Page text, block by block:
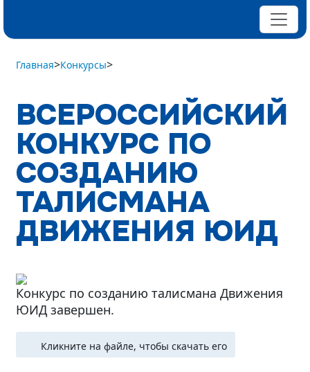
Главная>Конкурсы>
ВСЕРОССИЙСКИЙ
КОНКУРС ПО
СОЗДАНИЮ
ТАЛИСМАНА
ДВИЖЕНИЯ ЮИД
Конкурс по созданию талисмана Движения
ЮИД завершен.
Кликните на файле, чтобы скачать его